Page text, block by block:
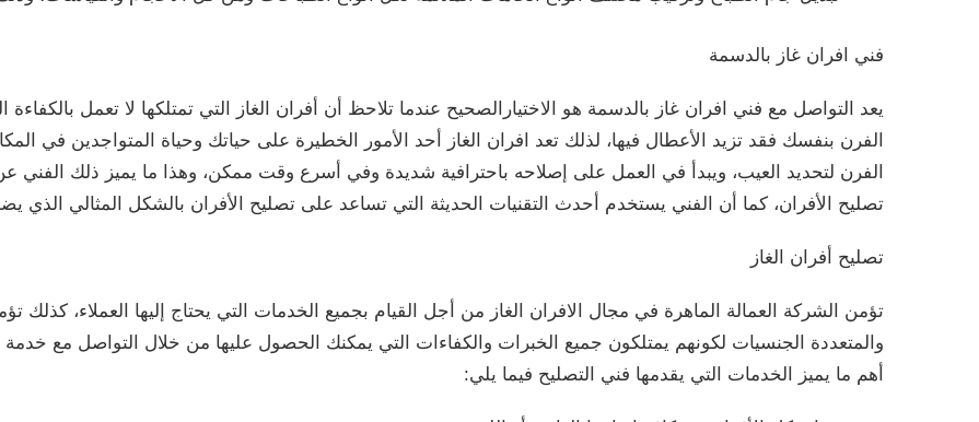
فني افران غاز بالدسمة
يعد التواصل مع فني افران غاز بالدسمة هو الاختيارالصحيح عندما تلاحظ أن أفران الغاز التي تمتلكها لا تعمل بالكفاءة
الفرن بنفسك فقد تزيد الأعطال فيها، لذلك تعد افران الغاز أحد الأمور الخطيرة على حياتك وحياة المتواجدين في
الفرن لتحديد العيب، ويبدأ في العمل على إصلاحه باحترافية شديدة وفي أسرع وقت ممكن، وهذا ما يميز ذلك
تصليح الأفران، كما أن الفني يستخدم أحدث التقنيات الحديثة التي تساعد على تصليح الأفران بالشكل المثالي الذي
تصليح أفران الغاز
تؤمن الشركة العمالة الماهرة في مجال الافران الغاز من أجل القيام بجميع الخدمات التي يحتاج إليها العملاء، كذلك
والمتعددة الجنسيات لكونهم يمتلكون جميع الخبرات والكفاءات التي يمكنك الحصول عليها من خلال التواصل مع خدمة
أهم ما يميز الخدمات التي يقدمها فني التصليح فيما يلي: